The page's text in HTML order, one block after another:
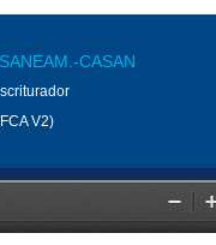
CASAN
V2)